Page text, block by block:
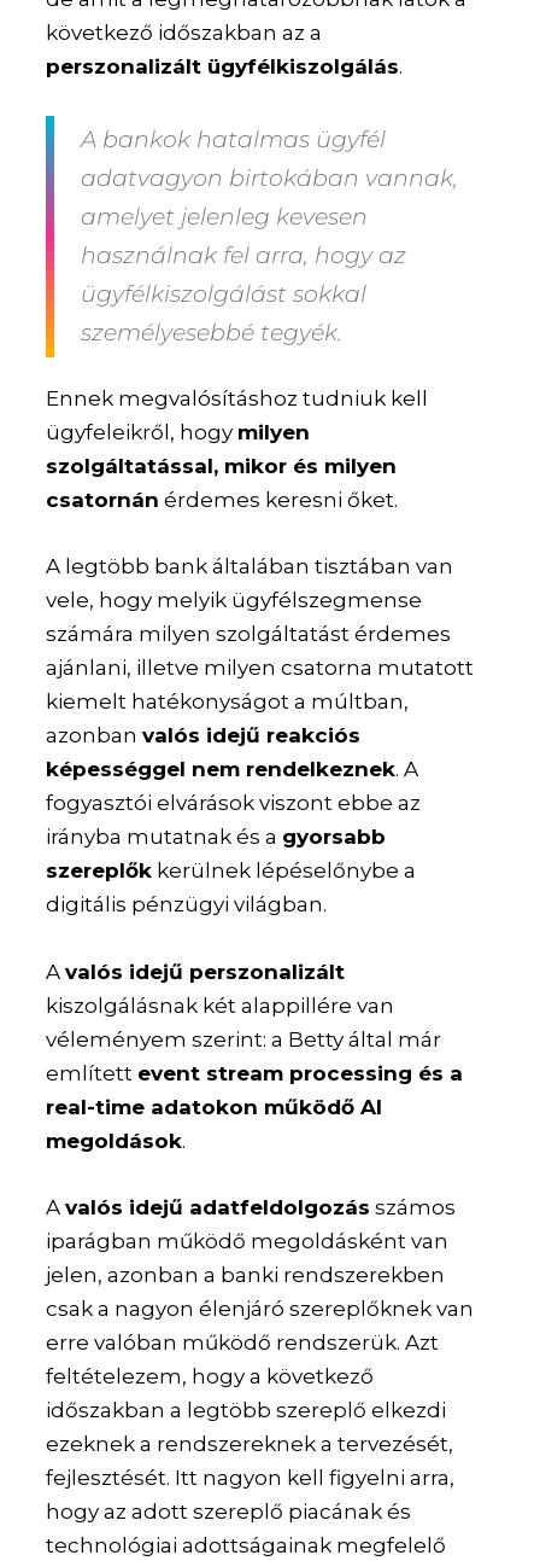
következő időszakban az a
perszonalizált ügyfélkiszolgálás.
A bankok hatalmas ügyfél
adatvagyon birtokában vannak,
amelyet jelenleg kevesen
használnak fel arra, hogy az
ügyfélkiszolgálást sokkal
személyesebbé tegyék.
Ennek megvalósításhoz tudniuk kell
ügyfeleikről, hogy milyen
szolgáltatással, mikor és milyen
csatornán érdemes keresni őket.
A legtöbb bank általában tisztában van
vele, hogy melyik ügyfélszegmense
számára milyen szolgáltatást érdemes
ajánlani, illetve milyen csatorna mutatott
kiemelt hatékonyságot a múltban,
azonbanvalós idejű reakciós
képességgel nem rendelkeznek. A
fogyasztói elvárások viszont ebbe az
irányba mutatnak és a gyorsabb
szereplők kerülnek lépéselőnybe a
digitális pénzügyi világban.
Avalós idejű perszonalizált
kiszolgálásnak két alappillére van
véleményem szerint: a Betty által már
említett event stream processing és a
real-time adatokon működő AI
megoldások.
Avalós idejű adatfeldolgozás számos
iparágban működő megoldásként van
jelen, azonban a banki rendszerekben
csak a nagyon élenjáró szereplőknek van
erre valóban működő rendszerük. Azt
feltételezem, hogy a következő
időszakban a legtöbb szereplő elkezdi
ezeknek a rendszereknek a tervezését,
fejlesztését. Itt nagyon kell figyelni arra,
hogy az adott szereplő piacának és
technológiai adottságainak megfelelő